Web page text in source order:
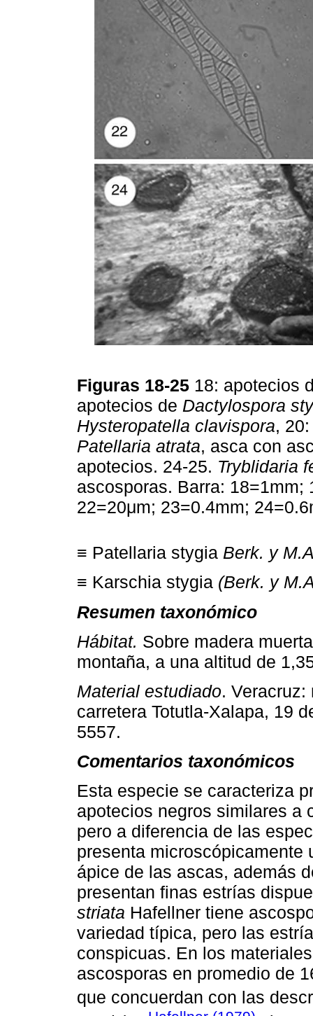
Figuras 18-25 18: apotecios
apotecios de Dactylospora
Hysteropatella clavispora,
Patellaria atrata, asca con
apotecios. 24-25. Tryblidaria
ascosporas. Barra:
22=20μm; 23=0.4mm;
≡ Patellaria stygia Berk. y
≡ Karschia stygia (Berk. y
Resumen taxonómico
Hábitat. Sobre madera
montaña, a una altitud de
Material estudiado. Veracruz:
carretera Totutla-Xalapa, 19
5557.
Comentarios taxonómicos
Esta especie se caracteriza
apotecios negros similares
pero a diferencia de las
presenta microscópicamente
ápice de las ascas, además
presentan finas estrías
striata Hafellner tiene
variedad típica, pero las
conspicuas. En los
ascosporas en promedio de
que concuerdan con las